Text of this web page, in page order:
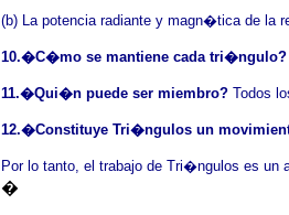
(b) La potencia radiante y magn�tica de la
10.�C�mo se mantiene cada tri�ngulo?
11.�Qui�n puede ser miembro? Todos
12.�Constituye Tri�ngulos un
Por lo tanto, el trabajo de Tri�ngulos es un
�